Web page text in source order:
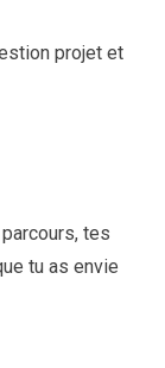
projet et
tes
tu as envie